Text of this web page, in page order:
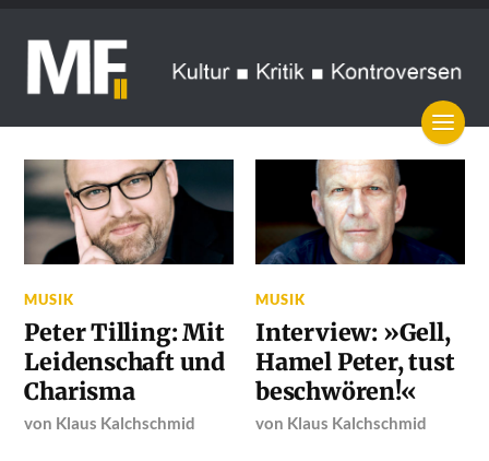
MUSIK
Peter Tilling: Mit
Leidenschaft und
Charisma
von Klaus Kalchschmid
MUSIK
Interview: »Gell,
Hamel Peter, tust
beschwören!«
von Klaus Kalchschmid